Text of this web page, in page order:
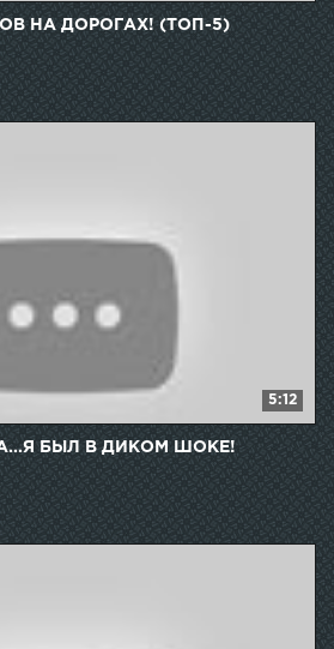
НА ДОРОГАХ! (ТОП-5)
5:12
БЫЛ В ДИКОМ ШОКЕ!